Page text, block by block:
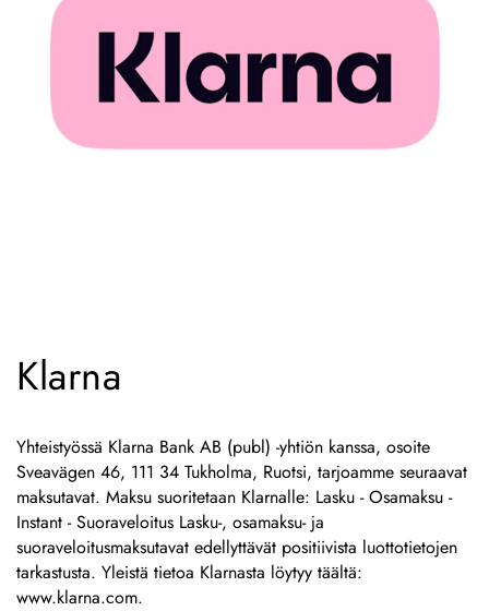
Klarna
Yhteistyössä Klarna Bank AB (publ) -yhtiön kanssa, osoite
Sveavägen 46, 111 34 Tukholma, Ruotsi, tarjoamme seuraavat
maksutavat. Maksu suoritetaan Klarnalle: Lasku - Osamaksu -
Instant - Suoraveloitus Lasku-, osamaksu- ja
suoraveloitusmaksutavat edellyttävät positiivista luottotietojen
tarkastusta. Yleistä tietoa Klarnasta löytyy täältä:
www.klarna.com.